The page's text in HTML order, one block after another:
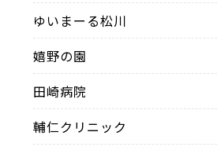
ゆいまーる松川
嬉野の園
田崎病院
輔仁クリニック